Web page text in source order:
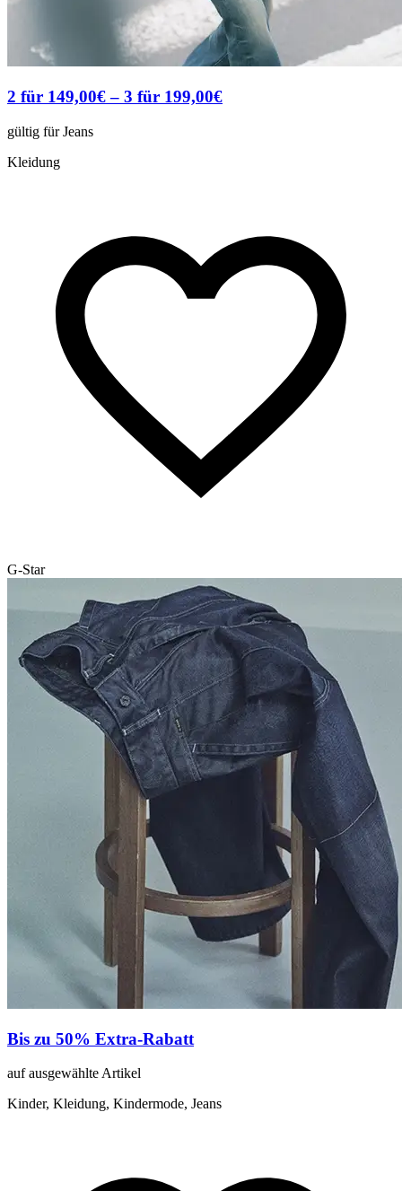
2 für 149,00€ – 3 für 199,00€
gültig für Jeans
Kleidung
G-Star
Bis zu 50% Extra-Rabatt
auf ausgewählte Artikel
Kinder, Kleidung, Kindermode, Jeans